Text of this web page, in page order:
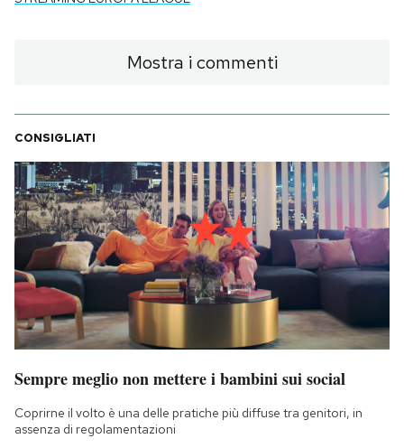
Mostra i commenti
CONSIGLIATI
Sempre meglio non mettere i bambini sui social
Coprirne il volto è una delle pratiche più diffuse tra genitori, in
assenza di regolamentazioni